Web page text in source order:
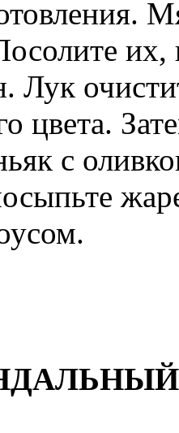
их,
Лук
цвета.
с